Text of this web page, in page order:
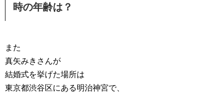
時の年齢は？
また
真矢みきさんが
結婚式を挙げた場所は
東京都渋谷区にある明治神宮で、